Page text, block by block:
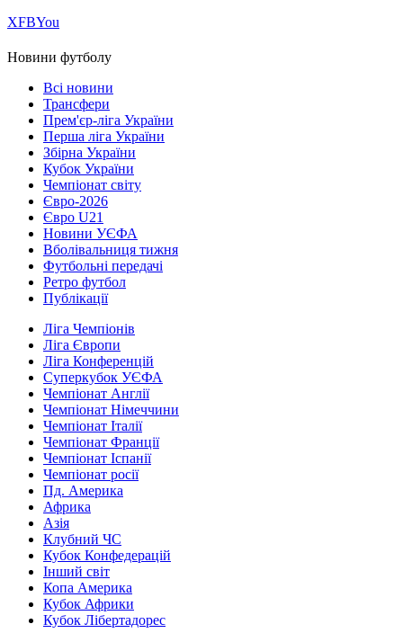
ХFBYou
Новини футболу
Всі новини
Трансфери
Прем'єр-ліга України
Перша ліга України
Збірна України
Кубок України
Чемпіонат світу
Євро-2026
Євро U21
Новини УЄФА
Вболівальниця тижня
Футбольні передачі
Ретро футбол
Публікації
Ліга Чемпіонів
Ліга Європи
Ліга Конференцій
Суперкубок УЄФА
Чемпіонат Англії
Чемпіонат Німеччини
Чемпіонат Італії
Чемпіонат Франції
Чемпіонат Іспанії
Чемпіонат росії
Пд. Америка
Африка
Азія
Клубний ЧС
Кубок Конфедерацій
Інший світ
Копа Америка
Кубок Африки
Кубок Лібертадорес